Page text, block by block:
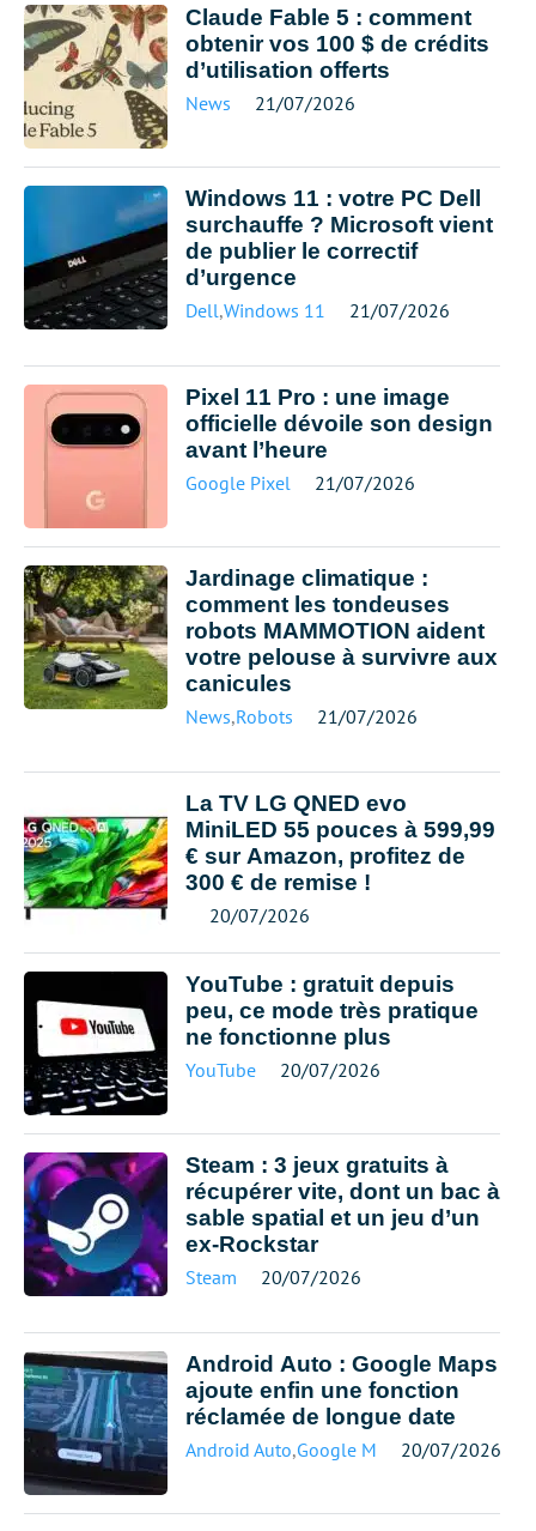
Claude Fable 5 : comment
obtenir vos 100 $ de crédits
d’utilisation offerts
News 21/07/2026
Windows 11 : votre PC Dell
surchauffe ? Microsoft vient
de publier le correctif
d’urgence
Dell,Windows 11 21/07/2026
Pixel 11 Pro : une image
officielle dévoile son design
avant l’heure
Google Pixel 21/07/2026
Jardinage climatique :
comment les tondeuses
robots MAMMOTION aident
votre pelouse à survivre aux
canicules
News,Robots 21/07/2026
La TV LG QNED evo
MiniLED 55 pouces à 599,99
€ sur Amazon, profitez de
300 € de remise !
20/07/2026
YouTube : gratuit depuis
peu, ce mode très pratique
ne fonctionne plus
YouTube 20/07/2026
Steam : 3 jeux gratuits à
récupérer vite, dont un bac à
sable spatial et un jeu d’un
ex-Rockstar
Steam 20/07/2026
Android Auto : Google Maps
ajoute enfin une fonction
réclamée de longue date
Android Auto,Google Maps20/07/2026